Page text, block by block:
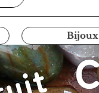
Bijoux